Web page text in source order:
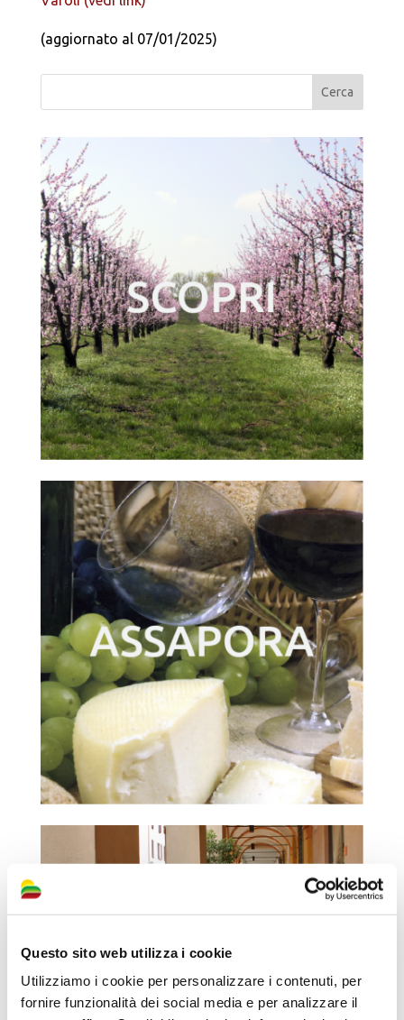
Questo sito web utilizza i cookie
Utilizziamo i cookie per personalizzare i contenuti, per
fornire funzionalità dei social media e per analizzare il
(aggiornato al 07/01/2025)